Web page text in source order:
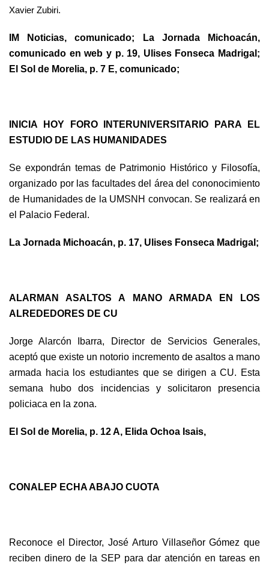
Xavier Zubiri.
IM Noticias, comunicado; La Jornada Michoacán,
comunicado en web y p. 19, Ulises Fonseca Madrigal;
El Sol de Morelia, p. 7 E, comunicado;
INICIA HOY FORO INTERUNIVERSITARIO PARA EL
ESTUDIO DE LAS HUMANIDADES
Se expondrán temas de Patrimonio Histórico y Filosofía,
organizado por las facultades del área del cononocimiento
de Humanidades de la UMSNH convocan. Se realizará en
el Palacio Federal.
La Jornada Michoacán, p. 17, Ulises Fonseca Madrigal;
ALARMAN ASALTOS A MANO ARMADA EN LOS
ALREDEDORES DE CU
Jorge Alarcón Ibarra, Director de Servicios Generales,
aceptó que existe un notorio incremento de asaltos a mano
armada hacia los estudiantes que se dirigen a CU. Esta
semana hubo dos incidencias y solicitaron presencia
policiaca en la zona.
El Sol de Morelia, p. 12 A, Elida Ochoa Isais,
CONALEP ECHA ABAJO CUOTA
Reconoce el Director, José Arturo Villaseñor Gómez que
reciben dinero de la SEP para dar atención en tareas en